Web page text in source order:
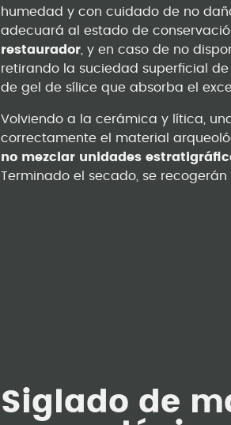
humedad y con cuidado de no
adecuará al estado de
restaurador , y en caso de no
retirando la suciedad superficial
de gel de sílice que absorba el
Volviendo a la cerámica y lítica,
correctamente el material
no mezclar unidades
Terminado el secado, se
Siglado de